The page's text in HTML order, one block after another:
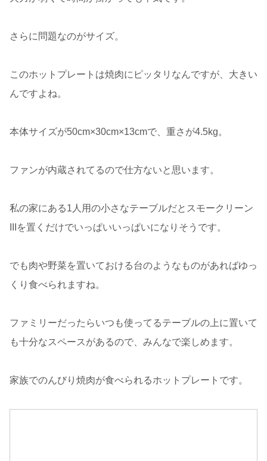
さらに問題なのがサイズ。
このホットプレートは焼肉にピッタリなんですが、大きい
んですよね。
本体サイズが50cm×30cm×13cmで、重さが4.5kg。
ファンが内蔵されてるので仕方ないと思います。
私の家にある1人用の小さなテーブルだとスモークリーン
IIIを置くだけでいっぱいいっぱいになりそうです。
でも肉や野菜を置いておける台のようなものがあればゆっ
くり食べられますね。
ファミリーだったらいつも使ってるテーブルの上に置いて
も十分なスペースがあるので、みんなで楽しめます。
家族でのんびり焼肉が食べられるホットプレートです。